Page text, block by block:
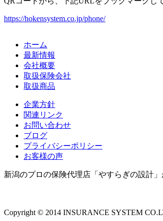
https://hokensystem.co.jp/phone/
ホーム
最新情報
会社概要
取扱保険会社
取扱商品
企業方針
関連リンク
お問い合わせ
ブログ
プライバシーポリシー
お客様の声
新潟のプロの保険代理店「やすらぎの設計
Copyright © 2014 INSURANCE SYSTEM